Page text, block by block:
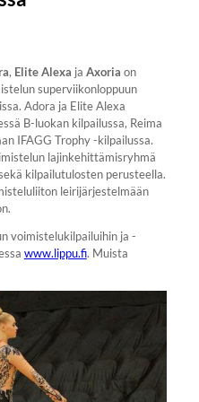
, EliteAlexa ja Axoria on
superviikonloppuun
Adora ja Elite Alexa
B-luokan kilpailussa, Reima
IFAGG Trophy -kilpailussa.
lajinkehittämisryhmä
kilpailutulosten perusteella.
leirijärjestelmään
voimistelukilpailuihin ja -
www.lippu.fi. Muista